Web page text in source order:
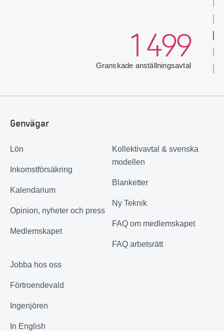
1 499
Granskade anställningsavtal
5 693
3 735
13 071
Förhandlingsärenden hanterade
35 686
Telefonsamtal mottagna
Genvägar
Lön
Inkomstförsäkring
Kalendarium
Opinion, nyheter och press
Medlemskapet
Kollektivavtal & svenska
modellen
Blanketter
Ny Teknik
FAQ om medlemskapet
FAQ arbetsrätt
Jobba hos oss
Förtroendevald
Ingenjören
In English